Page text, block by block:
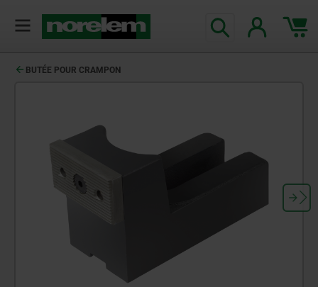
BUTÉE POUR CRAMPON